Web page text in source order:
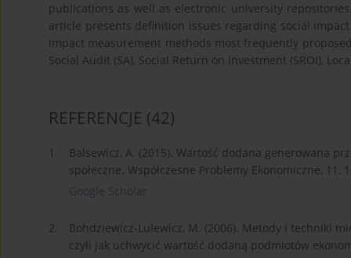
publications as well as electronic university
article presents definition issues regarding social
impact measurement methods most frequently
Social Audit (SA), Social Return on Investment (SROI),
REFERENCJE (42)
1.
Balsewicz, A. (2015). Wartość dodana generowana
społeczne. Współczesne Problemy Ekonomiczne, 11,
Google Scholar
2.
Bohdziewicz-Lulewicz, M. (2006). Metody i techniki
czyli jak uchwycić wartość dodaną podmiotów